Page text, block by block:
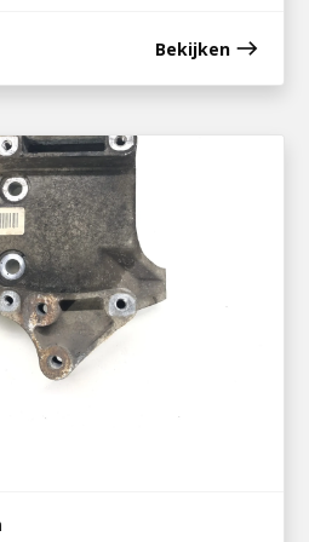
Bekijken east
/ 22416823